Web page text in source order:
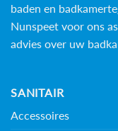
baden en
Nunspeet voor ons
advies over uw
SANITAIR
Accessoires